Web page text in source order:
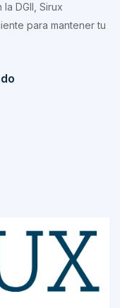
DGII, Sirux
para mantener tu